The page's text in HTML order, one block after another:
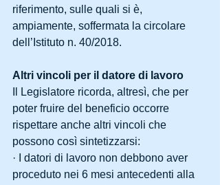
riferimento, sulle quali si è,
ampiamente, soffermata la circolare
dell’Istituto n. 40/2018.
Altri vincoli per il datore di lavoro
Il Legislatore ricorda, altresì, che per
poter fruire del beneficio occorre
rispettare anche altri vincoli che
possono così sintetizzarsi:
· I datori di lavoro non debbono aver
proceduto nei 6 mesi antecedenti alla